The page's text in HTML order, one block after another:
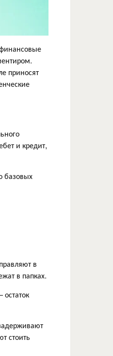
приносят
и кредит,
базовых
в
в папках.
стоить